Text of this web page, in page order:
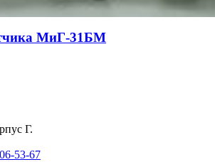
МиГ-31БМ
Г.
53-67